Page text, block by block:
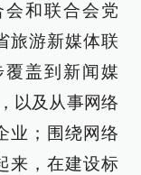
和联合会党
旅游新媒体联
盖到新闻媒
以及从事网络
业；围绕网络
来，在建设标